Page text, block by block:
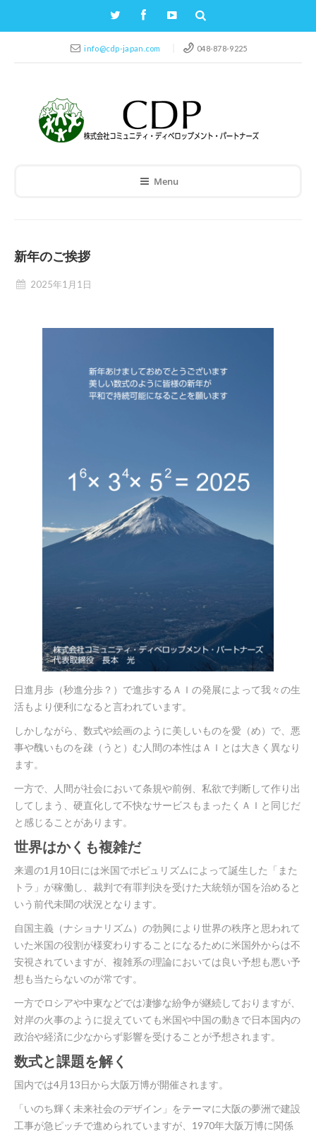
info@cdp-japan.com 048-878-9225
Menu
新年のご挨拶
2025年1月1日
日進月歩（秒進分歩？）で進歩するＡＩの発展によって我々の生
活もより便利になると言われています。
しかしながら、数式や絵画のように美しいものを愛（め）で、悪
事や醜いものを疎（うと）む人間の本性はＡＩとは大きく異なり
ます。
一方で、人間が社会において条規や前例、私欲で判断して作り出
してしまう、硬直化して不快なサービスもまったくＡＩと同じだ
と感じることがあります。
世界はかくも複雑だ
来週の1月10日には米国でポピュリズムによって誕生した「また
トラ」が稼働し、裁判で有罪判決を受けた大統領が国を治めると
いう前代未聞の状況となります。
自国主義（ナショナリズム）の勃興により世界の秩序と思われて
いた米国の役割が様変わりすることになるために米国外からは不
安視されていますが、複雑系の理論においては良い予想も悪い予
想も当たらないのが常です。
一方でロシアや中東などでは凄惨な紛争が継続しておりますが、
対岸の火事のように捉えていても米国や中国の動きで日本国内の
政治や経済に少なからず影響を受けることが予想されます。
数式と課題を解く
国内では4月13日から大阪万博が開催されます。
「いのち輝く未来社会のデザイン」をテーマに大阪の夢洲で建設
工事が急ピッチで進められていますが、1970年大阪万博に関係